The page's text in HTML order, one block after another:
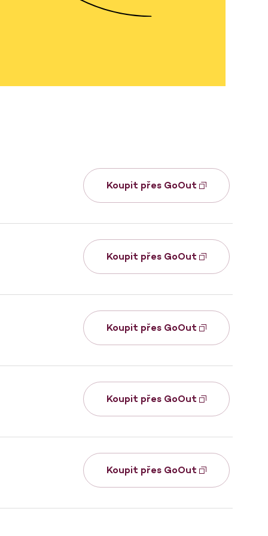
Koupit přes GoOut
Koupit přes GoOut
Koupit přes GoOut
Koupit přes GoOut
Koupit přes GoOut